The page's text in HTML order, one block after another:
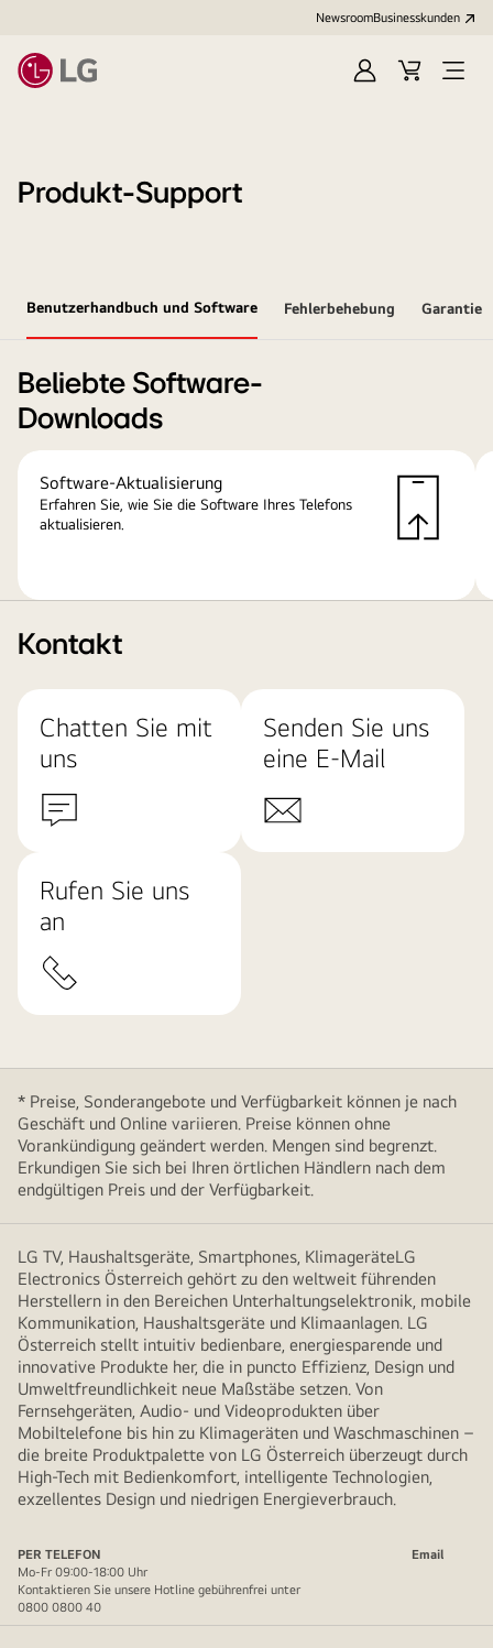
NewsroomBusinesskunden
AnmeldenWarenkorb
Menü
Produkt-Support
Benutzerhandbuch und Software Fehlerbehebung Garantie
Beliebte Software-
Downloads
Software-Aktualisierung
Erfahren Sie, wie Sie die Software Ihres Telefons
aktualisieren.
Kontakt
Chatten Sie mit
uns
Senden Sie uns
eine E-Mail
Rufen Sie uns
an
* Preise, Sonderangebote und Verfügbarkeit können je nach
Geschäft und Online variieren. Preise können ohne
Vorankündigung geändert werden. Mengen sind begrenzt.
Erkundigen Sie sich bei Ihren örtlichen Händlern nach dem
endgültigen Preis und der Verfügbarkeit.
LG TV, Haushaltsgeräte, Smartphones, KlimageräteLG
Electronics Österreich gehört zu den weltweit führenden
Herstellern in den Bereichen Unterhaltungselektronik, mobile
Kommunikation, Haushaltsgeräte und Klimaanlagen. LG
Österreich stellt intuitiv bedienbare, energiesparende und
innovative Produkte her, die in puncto Effizienz, Design und
Umweltfreundlichkeit neue Maßstäbe setzen. Von
Fernsehgeräten, Audio- und Videoprodukten über
Mobiltelefone bis hin zu Klimageräten und Waschmaschinen –
die breite Produktpalette von LG Österreich überzeugt durch
High-Tech mit Bedienkomfort, intelligente Technologien,
exzellentes Design und niedrigen Energieverbrauch.
PER TELEFON
Email
Mo-Fr 09:00-18:00 Uhr
Kontaktieren Sie unsere Hotline gebührenfrei unter
0800 0800 40